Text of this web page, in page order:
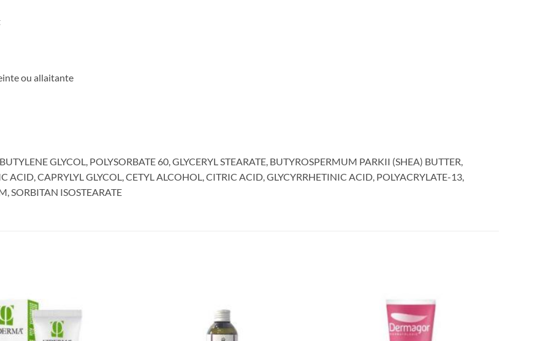
ou allaitante
GLYCOL, POLYSORBATE 60, GLYCERYL STEARATE, BUTYROSPERMUM PARKII (SHEA) BUTTER,
ACID, CAPRYLYL GLYCOL, CETYL ALCOHOL, CITRIC ACID, GLYCYRRHETINIC ACID, POLYACRYLATE-13,
SORBITAN ISOSTEARATE